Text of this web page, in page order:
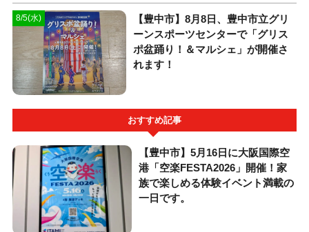
8/5(水)
【豊中市】8月8日、豊中市立グリ
ーンスポーツセンターで「グリス
ポ盆踊り！＆マルシェ」が開催さ
れます！
おすすめ記事
【豊中市】5月16日に大阪国際空
港「空楽FESTA2026」開催！家
族で楽しめる体験イベント満載の
一日です。